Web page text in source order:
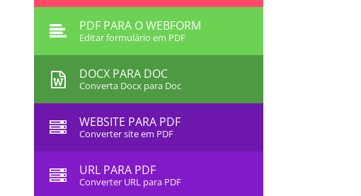
PDF PARA O WEBFORM
Editar formulário em PDF
DOCX PARA DOC
Converta Docx para Doc
WEBSITE PARA PDF
Converter site em PDF
URL PARA PDF
Converter URL para PDF